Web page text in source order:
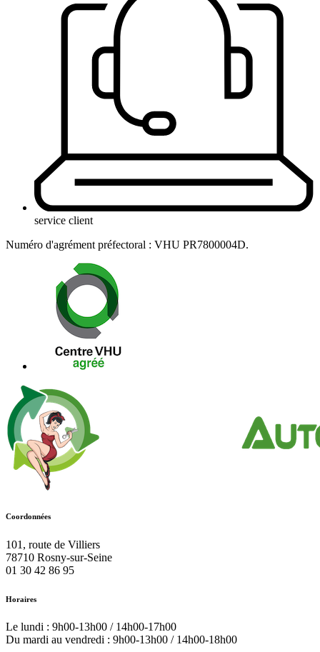
service client
Numéro d'agrément préfectoral : VHU PR7800004D.
Coordonnées
101, route de Villiers
78710 Rosny-sur-Seine
01 30 42 86 95
Horaires
Le lundi : 9h00-13h00 / 14h00-17h00
Du mardi au vendredi : 9h00-13h00 / 14h00-18h00